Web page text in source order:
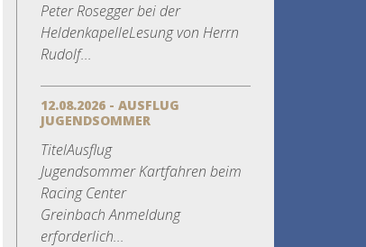
Peter Rosegger bei der
HeldenkapelleLesung von Herrn
Rudolf...
12.08.2026 - AUSFLUG
JUGENDSOMMER
TitelAusflug
Jugendsommer Kartfahren beim
Racing Center
Greinbach Anmeldung
erforderlich...